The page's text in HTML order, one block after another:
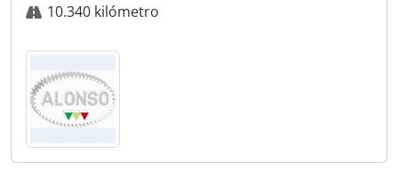
10.340 kilómetro